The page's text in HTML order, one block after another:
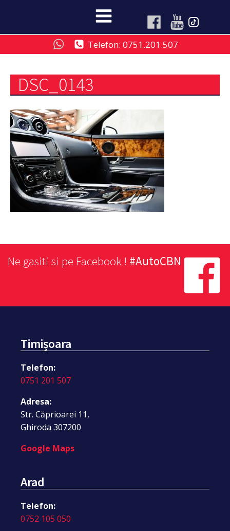
Telefon: 0751.201.507
DSC_0143
Ne gasiti si pe Facebook ! #AutoCBN
Timișoara
Telefon:
0751 201 507
Adresa:
Str. Căprioarei 11,
Ghiroda 307200
Google Maps
Arad
Telefon:
0752 105 050